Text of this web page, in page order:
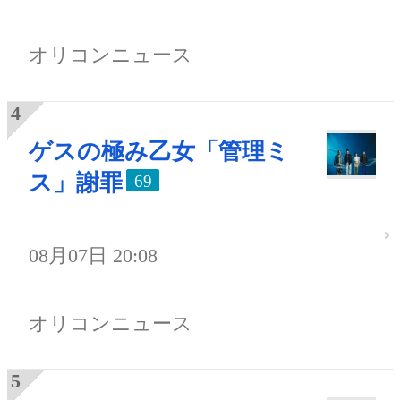
オリコンニュース
ゲスの極み乙女「管理ミ
ス」謝罪
69
08月07日 20:08
オリコンニュース